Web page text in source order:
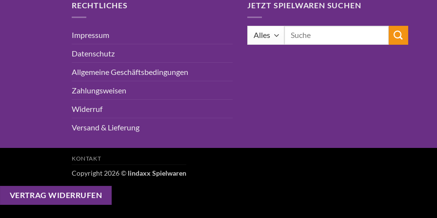
RECHTLICHES
Impressum
Datenschutz
Allgemeine Geschäftsbedingungen
Zahlungsweisen
Widerruf
Versand & Lieferung
JETZT SPIELWAREN SUCHEN
Suchen
KONTAKT
Copyright 2026 © lindaxx Spielwaren
VERTRAG WIDERRUFEN